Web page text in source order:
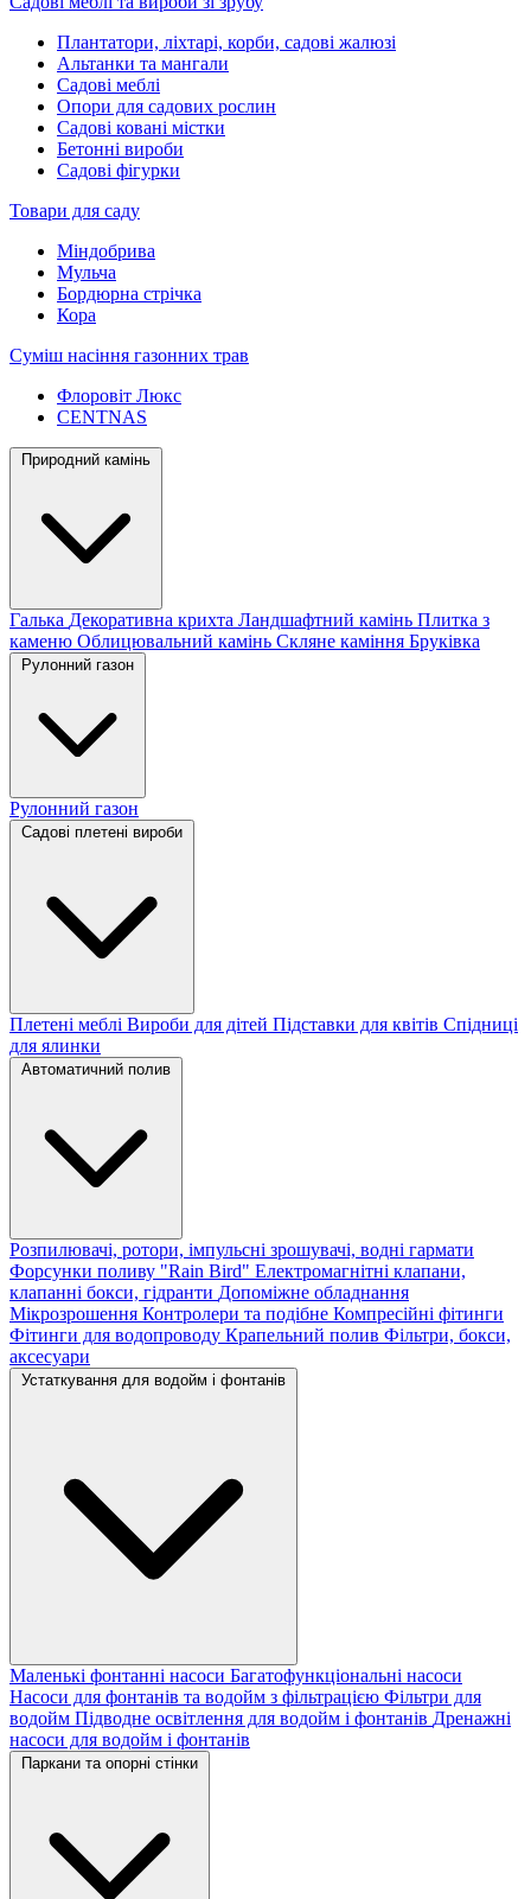
Плантатори, ліхтарі, корби, садові жалюзі
Альтанки та мангали
Садові меблі
Опори для садових рослин
Садові ковані містки
Бетонні вироби
Садові фігурки
Товари для саду
Міндобрива
Мульча
Бордюрна стрічка
Кора
Суміш насіння газонних трав
Флоровіт Люкс
СENTNAS
Природний камінь
Галька Декоративна крихта Ландшафтний камінь Плитка з
каменю Облицювальний камінь Скляне каміння Бруківка
Рулонний газон
Рулонний газон
Садові плетені вироби
Плетені меблі Вироби для дітей Підставки для квітів Спідниці
для ялинки
Автоматичний полив
Розпилювачі, ротори, імпульсні зрошувачі, водні гармати
Форсунки поливу "Rain Bird" Електромагнітні клапани,
клапанні бокси, гідранти Допоміжне обладнання
Мікрозрошення Контролери та подібне Компресійні фітинги
Фітинги для водопроводу Крапельний полив Фільтри, бокси,
аксесуари
Устаткування для водойм і фонтанів
Маленькі фонтанні насоси Багатофункціональні насоси
Насоси для фонтанів та водойм з фільтрацією Фільтри для
водойм Підводне освітлення для водойм і фонтанів Дренажні
насоси для водойм і фонтанів
Паркани та опорні стінки